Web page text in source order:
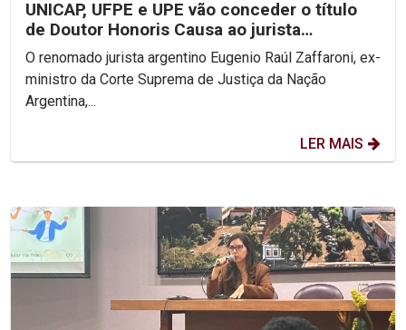
UNICAP, UFPE e UPE vão conceder o título
de Doutor Honoris Causa ao jurista
argentino Eugenio...
O renomado jurista argentino Eugenio Raúl Zaffaroni, ex-
ministro da Corte Suprema de Justiça da Nação
Argentina,...
LER MAIS